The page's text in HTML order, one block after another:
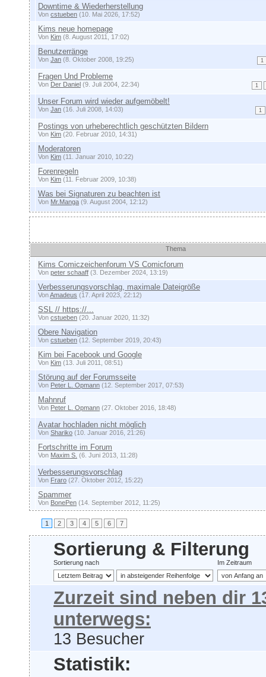
Downtime & Wiederherstellung
Von cstueben (10. Mai 2026, 17:52)
Kims neue homepage
Von Kim (8. August 2011, 17:02)
Benutzerränge
1
Von Jan (8. Oktober 2008, 19:25)
Fragen Und Probleme
1
Von Der Daniel (9. Juli 2004, 22:34)
Unser Forum wird wieder aufgemöbelt!
1
Von Jan (16. Juli 2008, 14:03)
Postings von urheberechtlich geschützten Bildern
Von Kim (20. Februar 2010, 14:31)
Moderatoren
Von Kim (11. Januar 2010, 10:22)
Forenregeln
Von Kim (11. Februar 2009, 10:38)
Was bei Signaturen zu beachten ist
Von Mr.Manga (9. August 2004, 12:12)
Thema
Kims Comiczeichenforum VS Comicforum
Von peter schaaff (3. Dezember 2024, 13:19)
Verbesserungsvorschlag, maximale Dateigröße
VonAmadeus (17. April 2023, 22:12)
SSL // https://...
Von cstueben (20. Januar 2020, 11:32)
Obere Navigation
Von cstueben (12. September 2019, 20:43)
Kim bei Facebook und Google
Von Kim (13. Juli 2011, 08:51)
Störung auf der Forumsseite
Von Peter L. Opmann (12. September 2017, 07:53)
Mahnruf
Von Peter L. Opmann (27. Oktober 2016, 18:48)
Avatar hochladen nicht möglich
Von Shariko (10. Januar 2016, 21:26)
Fortschritte im Forum
Von Maxim S. (6. Juni 2013, 11:28)
Verbesserungsvorschlag
Von Fraro (27. Oktober 2012, 15:22)
Spammer
Von BonePen (14. September 2012, 11:25)
1 2 3 4 5 6 7
Sortierung & Filterung
Sortierung nach Im Zeitraum
Zurzeit sind neben dir
unterwegs:
13 Besucher
Statistik: